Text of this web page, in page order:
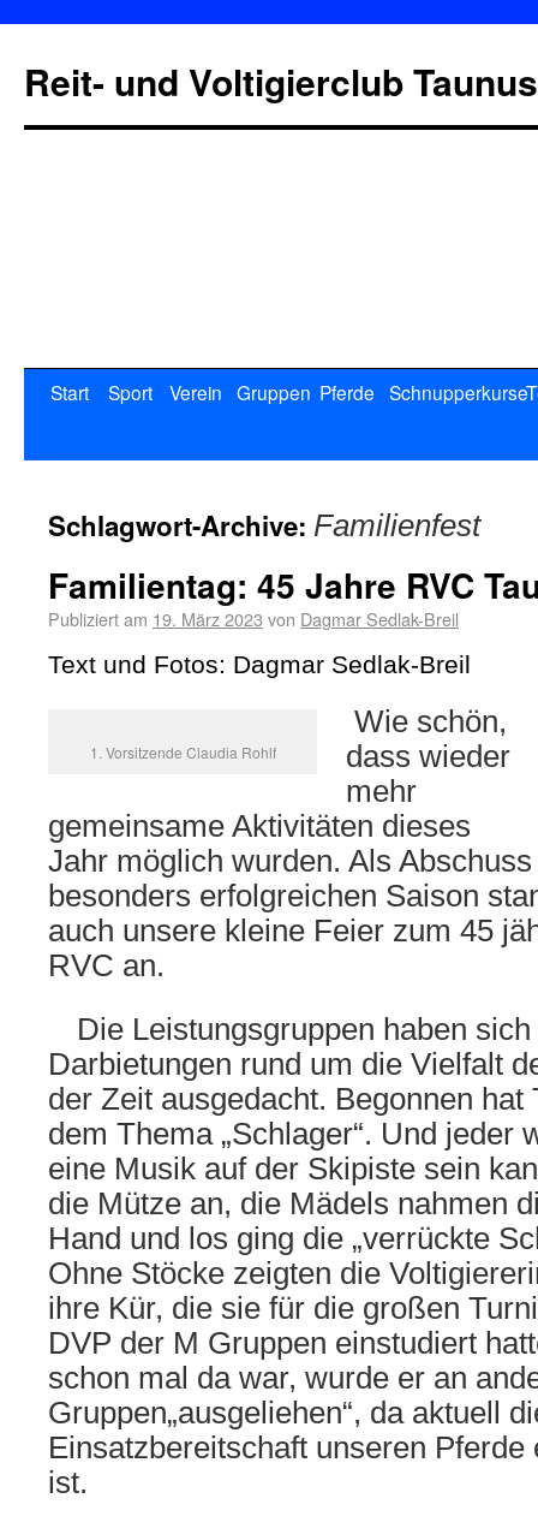
Reit- und Voltigierclub
Start Sport Verein Gruppen Pferde Schnupperkurse
Schlagwort-Archive: Familienfest
Familientag: 45 Jahre RVC
Publiziert am 19. März 2023 von Dagmar Sedlak-Breil
Text und Fotos: Dagmar Sedlak-Breil
1. Vorsitzende Claudia Rohlf
Wie schön,
dass wieder
mehr
gemeinsame Aktivitäten dieses
Jahr möglich wurden. Als
besonders erfolgreichen Saison
auch unsere kleine Feier zum 45
RVC an.
Die Leistungsgruppen haben
Darbietungen rund um die Vielfalt
der Zeit ausgedacht. Begonnen hat
dem Thema „Schlager“. Und jeder
eine Musik auf der Skipiste sein
die Mütze an, die Mädels nahmen
Hand und los ging die „verrückte
Ohne Stöcke zeigten die
ihre Kür, die sie für die großen
DVP der M Gruppen einstudiert
schon mal da war, wurde er an
Gruppen„ausgeliehen“, da aktuell
Einsatzbereitschaft unseren
ist.